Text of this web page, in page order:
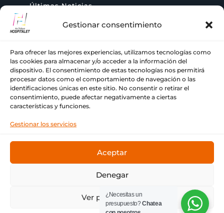
Gestionar consentimiento
Para ofrecer las mejores experiencias, utilizamos tecnologías como
las cookies para almacenar y/o acceder a la información del
dispositivo. El consentimiento de estas tecnologías nos permitirá
procesar datos como el comportamiento de navegación o las
identificaciones únicas en este sitio. No consentir o retirar el
consentimiento, puede afectar negativamente a ciertas
características y funciones.
Gestionar los servicios
Aceptar
Denegar
Ver preferencias
Últimas Noticias
 + 34 933 776 255
 ch@comercialhospitalet.com
Cornellà de Llobregat, Barcelona
siempre.
¿Necesitas un
presupuesto?Chatea